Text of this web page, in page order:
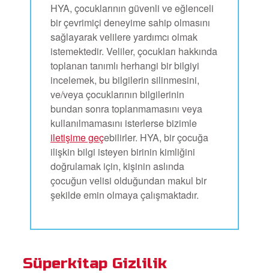
HYA, çocuklarının güvenli ve eğlenceli
bir çevrimiçi deneyime sahip olmasını
sağlayarak velilere yardımcı olmak
istemektedir. Veliler, çocukları hakkında
toplanan tanımlı herhangi bir bilgiyi
incelemek, bu bilgilerin silinmesini,
ve/veya çocuklarının bilgilerinin
bundan sonra toplanmamasını veya
kullanılmamasını isterlerse bizimle
iletişime geçebilirler. HYA, bir çocuğa
ilişkin bilgi isteyen birinin kimliğini
doğrulamak için, kişinin aslında
çocuğun velisi olduğundan makul bir
şekilde emin olmaya çalışmaktadır.
Süperkitap Gizlilik